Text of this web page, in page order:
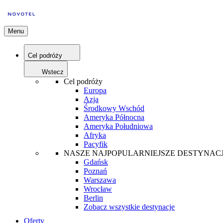
Menu
Cel podróży
Wstecz
Cel podróży
Europa
Azja
Środkowy Wschód
Ameryka Północna
Ameryka Południowa
Afryka
Pacyfik
NASZE NAJPOPULARNIEJSZE
Gdańsk
Poznań
Warszawa
Wrocław
Berlin
Zobacz wszystkie destynacje
Oferty